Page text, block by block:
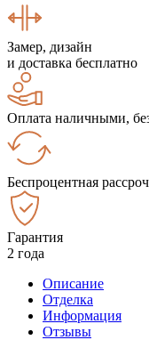
Замер, дизайн
и доставка бесплатно
Оплата наличными,
Беспроцентная
Гарантия
2 года
Описание
Отделка
Информация
Отзывы